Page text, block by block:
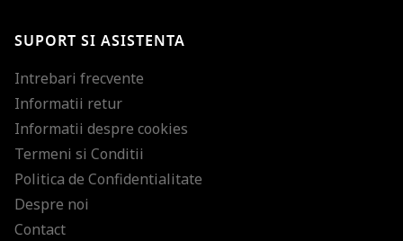
SUPORT SI ASISTENTA
Intrebari frecvente
Informatii retur
Informatii despre cookies
Termeni si Conditii
Politica de Confidentialitate
Despre noi
Contact